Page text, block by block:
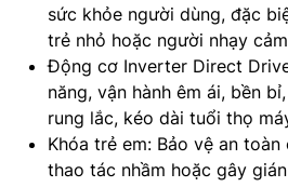
sức khỏe người dùng, đặc
trẻ nhỏ hoặc người nhạy
Động cơ Inverter Direct
năng, vận hành êm ái, bền
rung lắc, kéo dài tuổi thọ
Khóa trẻ em: Bảo vệ an
thao tác nhầm hoặc gây